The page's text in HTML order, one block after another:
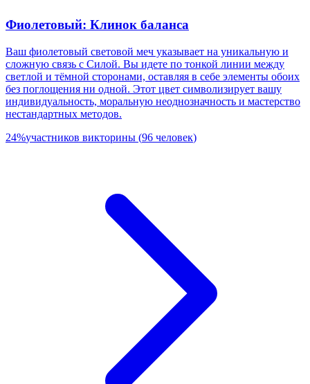
Фиолетовый: Клинок баланса
Ваш фиолетовый световой меч указывает на уникальную и
сложную связь с Силой. Вы идете по тонкой линии между
светлой и тёмной сторонами, оставляя в себе элементы обоих
без поглощения ни одной. Этот цвет символизирует вашу
индивидуальность, моральную неоднозначность и мастерство
нестандартных методов.
24%участников викторины (96 человек)